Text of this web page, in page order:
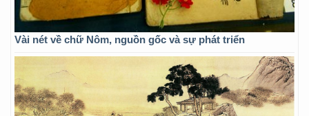
Vài nét về chữ Nôm, nguồn gốc và sự phát triển